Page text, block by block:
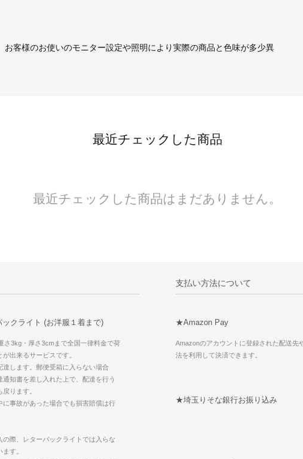
客様のお使いのモニター設定や照明により実際の商品と色味が多少異
最近チェックした商品
最近チェックした商品はまだありません。
クライト (お洋服１着まで)
さ3kg・厚さ3cmまで全国一律料金で荷
出来るサービスです。
達します。郵便受箱に入らない場合
通知書を差し入れた上で、配達を行う
ります。
に事故があった場合でも損害賠償は行
の際、レターパックライトでは入らな
す。
支払い方法について
★Amazon Pay
Amazonのアカウントに登録された配送先
法を利用して決済できます。
★埼玉りそな銀行お振り込み